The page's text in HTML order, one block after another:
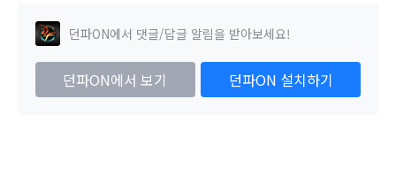
던파ON에서 댓글/답글 알림을 받아보세요!
던파ON에서 보기 던파ON 설치하기